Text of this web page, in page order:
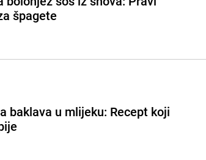
špagete
baklava u mlijeku: Recept koji